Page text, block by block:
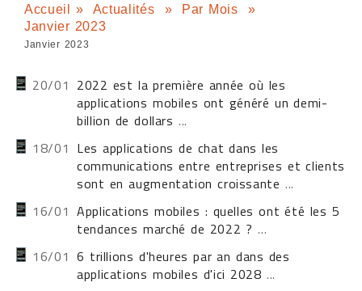
Accueil » Actualités » Par Mois
»
Janvier 2023
Janvier 2023
20/01 2022 est la première année où les
applications mobiles ont généré un demi-
billion de dollars ...
18/01 Les applications de chat dans les
communications entre entreprises et clients
sont en augmentation croissante ...
16/01 Applications mobiles : quelles ont été les 5
tendances marché de 2022 ? ...
16/01 6 trillions d'heures par an dans des
applications mobiles d'ici 2028 ...